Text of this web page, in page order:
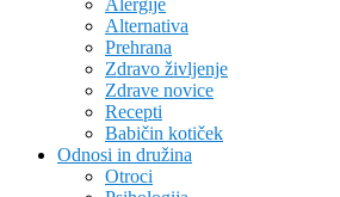
Alergije
Alternativa
Prehrana
Zdravo življenje
Zdrave novice
Recepti
Babičin kotiček
Odnosi in družina
Otroci